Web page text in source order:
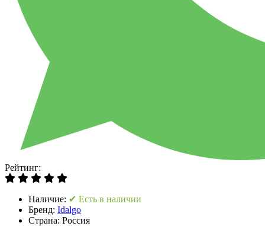
Рейтинг:
Наличие: ✔ Есть в наличии
Бренд: Idalgo
Страна: Россия